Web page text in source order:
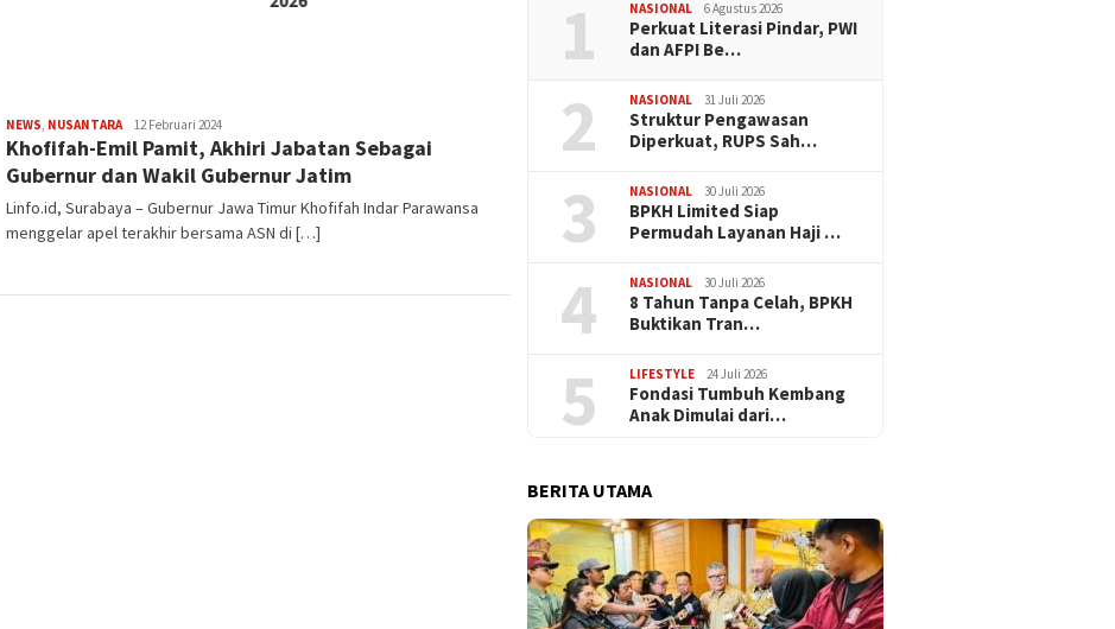
NEWS, NUSANTARARedaksi
12 Februari 2024
Khofifah-Emil Pamit, Akhiri Jabatan Sebagai
Gubernur dan Wakil Gubernur Jatim
Linfo.id, Surabaya – Gubernur Jawa Timur Khofifah Indar Parawansa
menggelar apel terakhir bersama ASN di […]
1 NASIONAL 6 Agustus 2026
Perkuat Literasi Pindar, PWI
dan AFPI Be…
2 NASIONAL 31 Juli 2026
​Struktur Pengawasan
Diperkuat, RUPS Sah…
3 NASIONAL 30 Juli 2026
BPKH Limited Siap
Permudah Layanan Haji …
4 NASIONAL 30 Juli 2026
​8 Tahun Tanpa Celah, BPKH
Buktikan Tran…
5 LIFESTYLE 24 Juli 2026
Fondasi Tumbuh Kembang
Anak Dimulai dari…
BERITA UTAMA